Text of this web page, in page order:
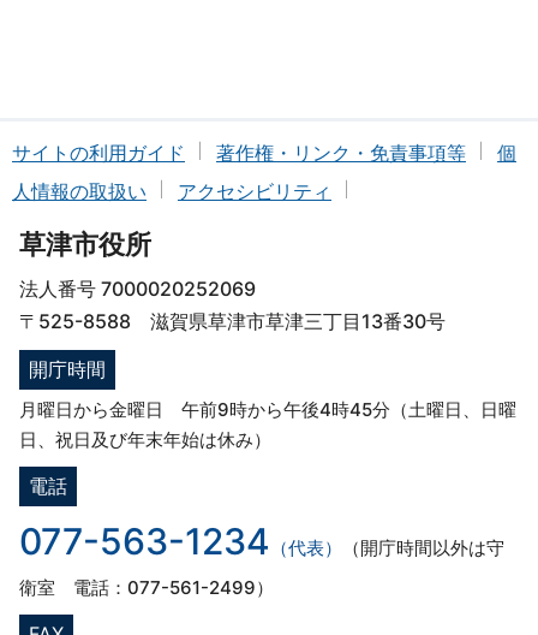
サイトの利用ガイド 著作権・リンク・免責事項等
個
人情報の取扱い
アクセシビリティ
草津市役所
法人番号 7000020252069
〒525-8588 滋賀県草津市草津三丁目13番30号
開庁時間
月曜日から金曜日 午前9時から午後4時45分（土曜日、日曜
日、祝日及び年末年始は休み）
電話
077-563-1234 （代表）
（開庁時間以外は守
衛室 電話：077-561-2499）